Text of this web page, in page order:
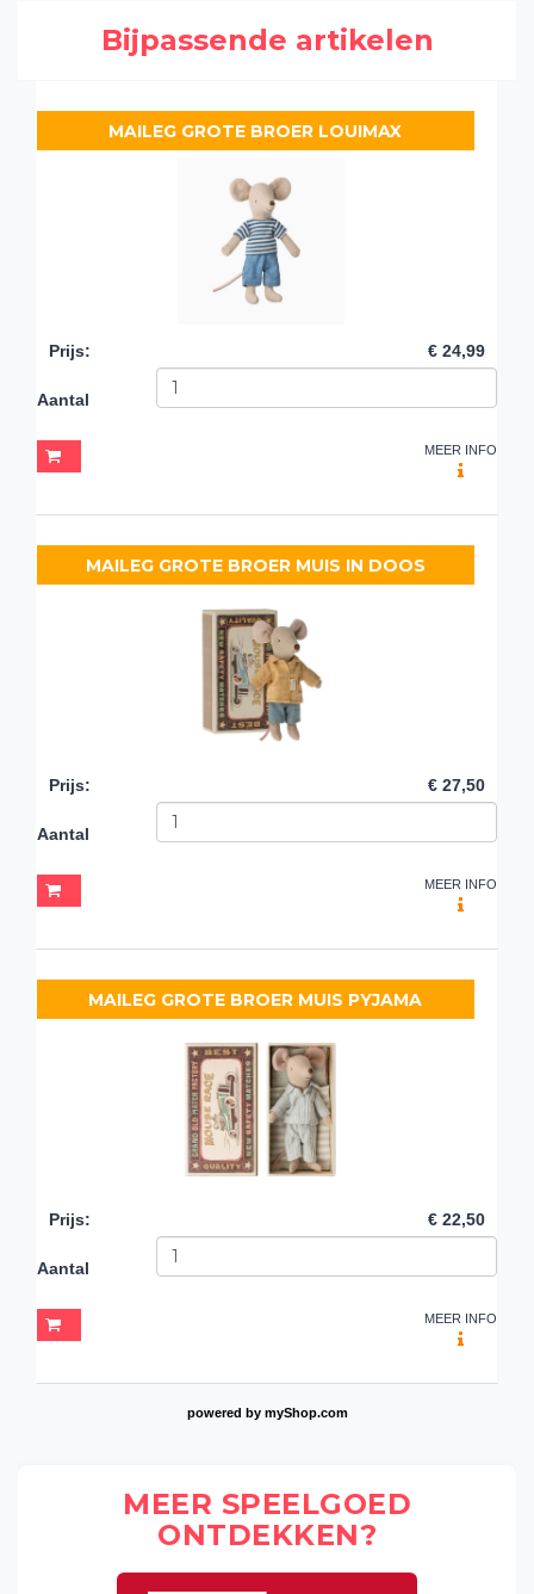
Bijpassende artikelen
MAILEG GROTE BROER LOUIMAX
Prijs: € 24,99
Aantal
MEER INFO
MAILEG GROTE BROER MUIS IN DOOS
Prijs: € 27,50
Aantal
MEER INFO
MAILEG GROTE BROER MUIS PYJAMA
Prijs: € 22,50
Aantal
MEER INFO
powered by myShop.com
MEER SPEELGOED
ONTDEKKEN?